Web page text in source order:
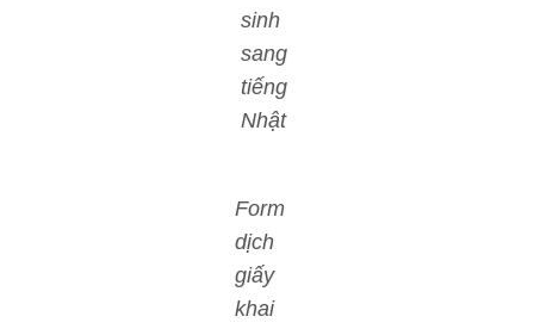
sinh
sang
tiếng
Nhật
Form
dịch
giấy
khai